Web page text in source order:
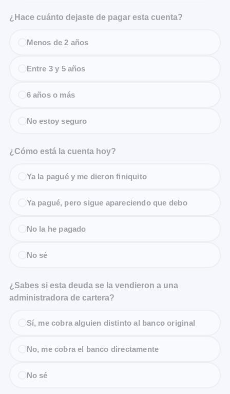
¿Hace cuánto dejaste de pagar esta cuenta?
Menos de 2 años
Entre 3 y 5 años
6 años o más
No estoy seguro
¿Cómo está la cuenta hoy?
Ya la pagué y me dieron finiquito
Ya pagué, pero sigue apareciendo que debo
No la he pagado
No sé
¿Sabes si esta deuda se la vendieron a una
administradora de cartera?
Sí, me cobra alguien distinto al banco original
No, me cobra el banco directamente
No sé